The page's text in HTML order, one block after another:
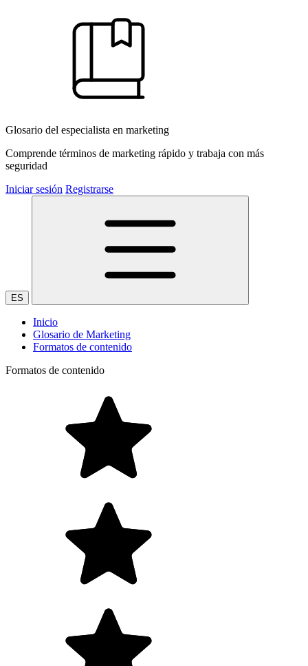
Glosario del especialista en marketing
Comprende términos de marketing rápido y trabaja con más
seguridad
Iniciar sesión Registrarse
ES
Inicio
Glosario de Marketing
Formatos de contenido
Formatos de contenido